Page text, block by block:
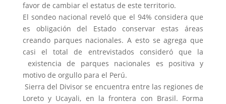
favor de cambiar el estatus de este territorio.
El sondeo nacional reveló que el 94% considera que
es obligación del Estado conservar estas áreas
creando parques nacionales. A esto se agrega que
casi el total de entrevistados consideró que la
existencia de parques nacionales es positiva y
motivo de orgullo para el Perú.
Sierra del Divisor se encuentra entre las regiones de
Loreto y Ucayali, en la frontera con Brasil. Forma